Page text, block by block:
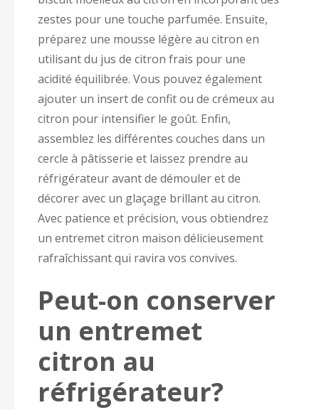
zestes pour une touche parfumée. Ensuite,
préparez une mousse légère au citron en
utilisant du jus de citron frais pour une
acidité équilibrée. Vous pouvez également
ajouter un insert de confit ou de crémeux au
citron pour intensifier le goût. Enfin,
assemblez les différentes couches dans un
cercle à pâtisserie et laissez prendre au
réfrigérateur avant de démouler et de
décorer avec un glaçage brillant au citron.
Avec patience et précision, vous obtiendrez
un entremet citron maison délicieusement
rafraîchissant qui ravira vos convives.
Peut-on conserver
un entremet
citron au
réfrigérateur?